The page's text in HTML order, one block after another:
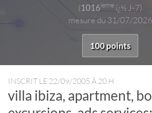
(1016iemeï¿½ J-7)
mesure du 31/07/2026
100 points
INSCRIT LE 22/09/2005 À 20 H
villa ibiza, apartment,